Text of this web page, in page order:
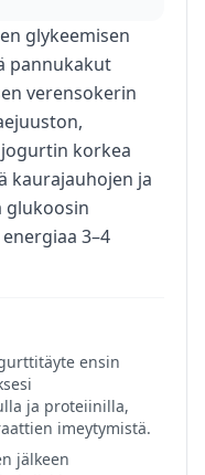
glykeemisen
pannukakut
verensokerin
korkea
kaurajauhojen ja
glukoosin
3–4
ensin
ja proteiinilla,
imeytymistä.
jälkeen